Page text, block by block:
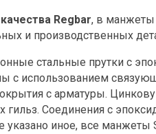
Regbar, в манжеты
и производственных
стальные прутки с
с использованием
с арматуры.
Соединения с
указано иное, все манжеты